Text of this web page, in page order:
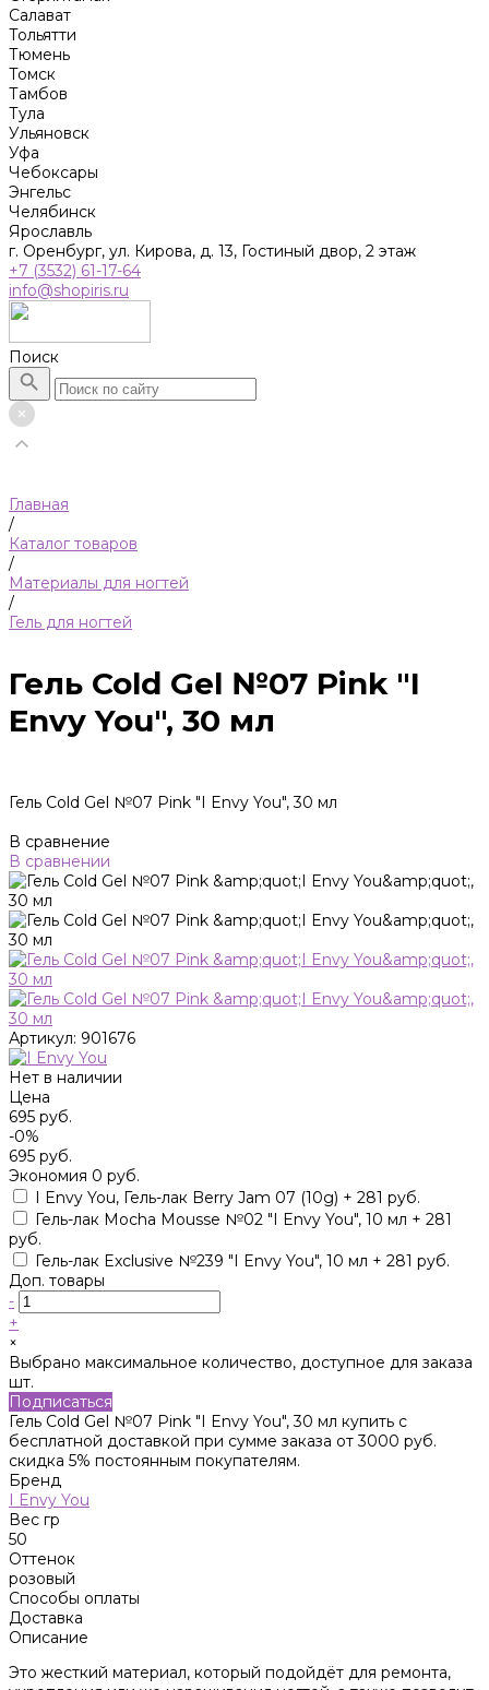
Салават
Тольятти
Тюмень
Томск
Тамбов
Тула
Ульяновск
Уфа
Чебоксары
Энгельс
Челябинск
Ярославль
г. Оренбург, ул. Кирова, д. 13, Гостиный двор, 2 этаж
+7 (3532) 61-17-64
info@shopiris.ru
Поиск
Главная
/
Каталог товаров
/
Материалы для ногтей
/
Гель для ногтей
Гель Cold Gel №07 Pink "I
Envy You", 30 мл
Гель Cold Gel №07 Pink "I Envy You", 30 мл
В сравнение
В сравнении
Артикул: 901676
Нет в наличии
Цена
695 руб.
-0%
695 руб.
Экономия 0 руб.
I Envy You, Гель-лак Berry Jam 07 (10g) + 281 руб.
Гель-лак Mocha Mousse №02 "I Envy You", 10 мл + 281
руб.
Гель-лак Exclusive №239 "I Envy You", 10 мл + 281 руб.
Доп. товары
-
+
×
Выбрано максимальное количество, доступное для заказа
шт.
Подписаться
Гель Cold Gel №07 Pink "I Envy You", 30 мл купить с
бесплатной доставкой при сумме заказа от 3000 руб.
скидка 5% постоянным покупателям.
Бренд
I Envy You
Вес гр
50
Оттенок
розовый
Способы оплаты
Доставка
Описание
Это жесткий материал, который подойдёт для ремонта,